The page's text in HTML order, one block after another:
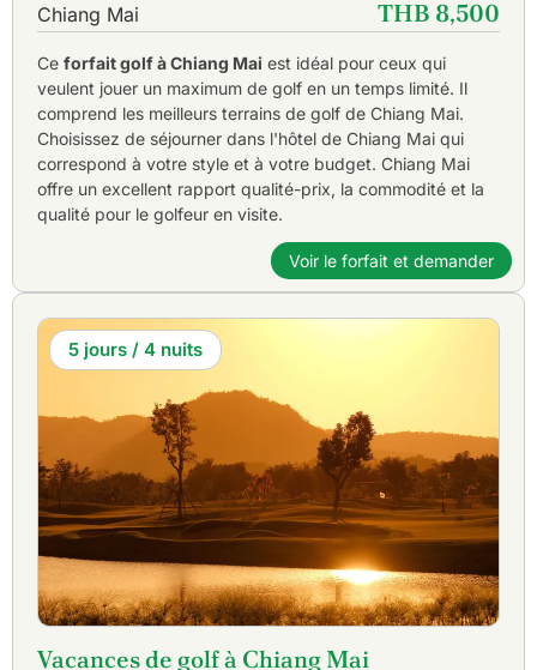
une grande variété d'hébergements, de restaurants et de
divertissements, contribuent à faire de Chiang Mai l'une
des principales destinations touristiques et de golf de
Thaïlande.
Chiang Mai THB 8,500
Ce forfait golf à Chiang Mai est idéal pour ceux qui
veulent jouer un maximum de golf en un temps limité. Il
comprend les meilleurs terrains de golf de Chiang Mai.
Choisissez de séjourner dans l'hôtel de Chiang Mai qui
correspond à votre style et à votre budget. Chiang Mai
offre un excellent rapport qualité-prix, la commodité et la
qualité pour le golfeur en visite.
Voir le forfait et demander
5 jours / 4 nuits
Vacances de golf à Chiang Mai